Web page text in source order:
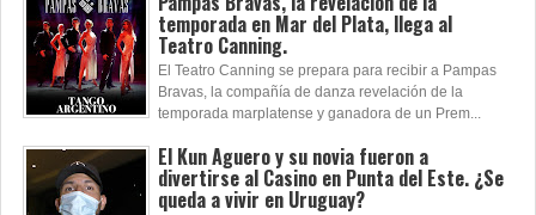
temporada en Mar del Plata, llega al
Teatro Canning.
El Teatro Canning se prepara para recibir a Pampas
Bravas, la compañía de danza revelación de la
temporada marplatense y ganadora de un Prem...
El Kun Aguero y su novia fueron a
divertirse al Casino en Punta del Este. ¿Se
queda a vivir en Uruguay?